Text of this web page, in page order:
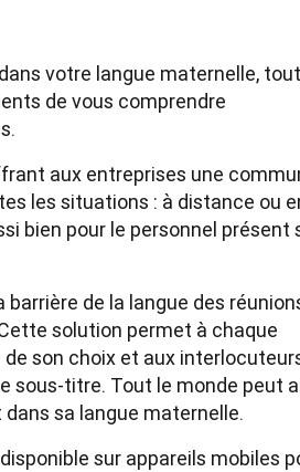
votre langue maternelle,
de vous comprendre
aux entreprises une
les situations : à distance ou
bien pour le personnel présent
de la langue des
solution permet à chaque
son choix et aux
sous-titre. Tout le monde peut
sa langue maternelle.
sur appareils mobiles